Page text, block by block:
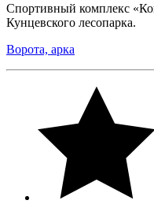
Спортивный комплекс
Кунцевского лесопарка.
Ворота, арка